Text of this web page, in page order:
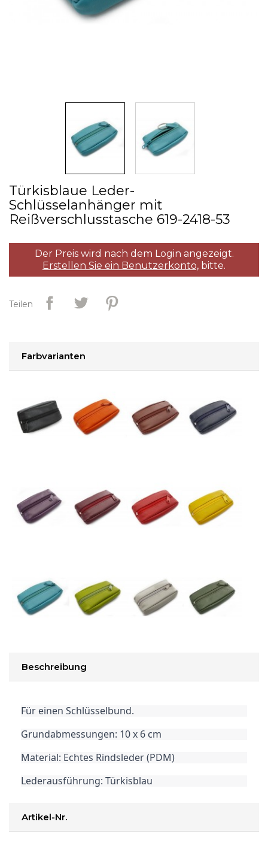
Türkisblaue Leder­-
Schlüsselanhänger mit
Reißverschlusstasche 619­-2418­-53
Der Preis wird nach dem Login angezeigt.
Erstellen Sie ein Benutzerkonto, bitte.
Teilen
Farbvarianten
Beschreibung
Für einen Schlüsselbund.
Grundabmessungen: 10 x 6 cm
Material: Echtes Rindsleder (PDM)
Lederausführung: Türkisblau
Artikel-Nr.